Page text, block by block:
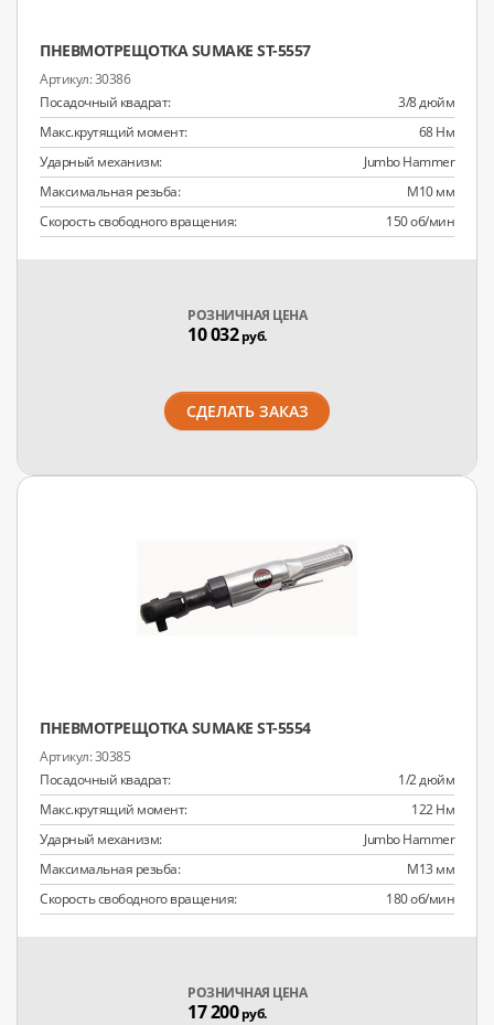
ПНЕВМОТРЕЩОТКА SUMAKE ST-5557
30386
Посадочный квадрат:
3/8 дюйм
Макс.крутящий момент:
68 Нм
Ударный механизм:
Jumbo Hammer
Максимальная резьба:
M10 мм
Скорость свободного вращения:
150 об/мин
РОЗНИЧНАЯ ЦЕНА
10 032руб.
СДЕЛАТЬ ЗАКАЗ
ПНЕВМОТРЕЩОТКА SUMAKE ST-5554
30385
Посадочный квадрат:
1/2 дюйм
Макс.крутящий момент:
122 Нм
Ударный механизм:
Jumbo Hammer
Максимальная резьба:
M13 мм
Скорость свободного вращения:
180 об/мин
РОЗНИЧНАЯ ЦЕНА
17 200руб.